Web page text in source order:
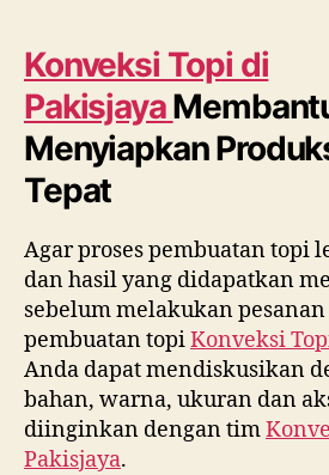
Konveksi Topi di
Pakisjaya
Menyiapkan
Tepat
Agar proses pembuatan topi
dan hasil yang didapatkan
sebelum melakukan pesanan
pembuatan topiKonveksi
Anda dapat mendiskusikan
bahan, warna, ukuran dan
diinginkan dengan tim
Pakisjaya.